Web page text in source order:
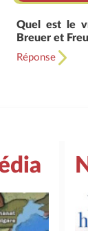
Quel est le
Breuer et
Réponse